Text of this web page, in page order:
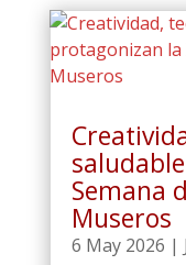
Semana
Museros
6 May 2026 |